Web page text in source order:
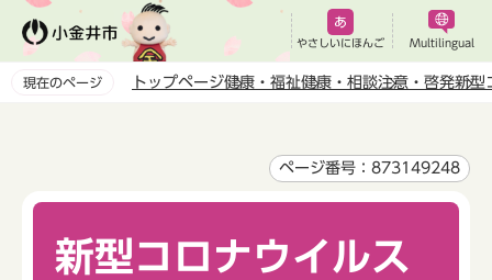
ペ
やさしいにほんご Multilingual
現在のページ トップページ健康・福祉健康・相談注意・啓発新型
ページ番号：873149248
新型コロナウイルス